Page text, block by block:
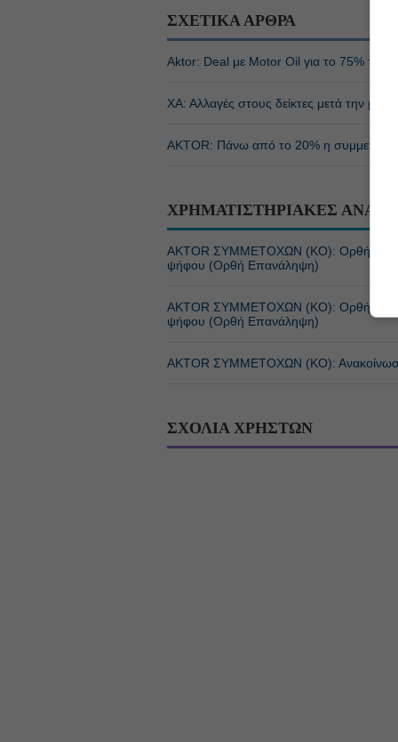
ΣΧΕΤΙΚΑ ΑΡΘΡΑ
Aktor: Deal με Motor Oil για το 75% των
ΧΑ: Αλλαγές στους δείκτες μετά την
AKTOR: Πάνω από το 20% η συμμετοχή
ΧΡΗΜΑΤΙΣΤΗΡΙΑΚΕΣ
ΑΚTOR ΣΥΜΜΕΤΟΧΩΝ (ΚΟ): Ορθή
ψήφου (Ορθή Επανάληψη)
ΑΚTOR ΣΥΜΜΕΤΟΧΩΝ (ΚΟ): Ορθή
ψήφου (Ορθή Επανάληψη)
ΑΚTOR ΣΥΜΜΕΤΟΧΩΝ (ΚΟ): Ανακοίνωση
ΣΧΟΛΙΑ ΧΡΗΣΤΩΝ